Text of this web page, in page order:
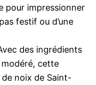
pour impressionner
festif ou d’une
des ingrédients
cette
noix de Saint-